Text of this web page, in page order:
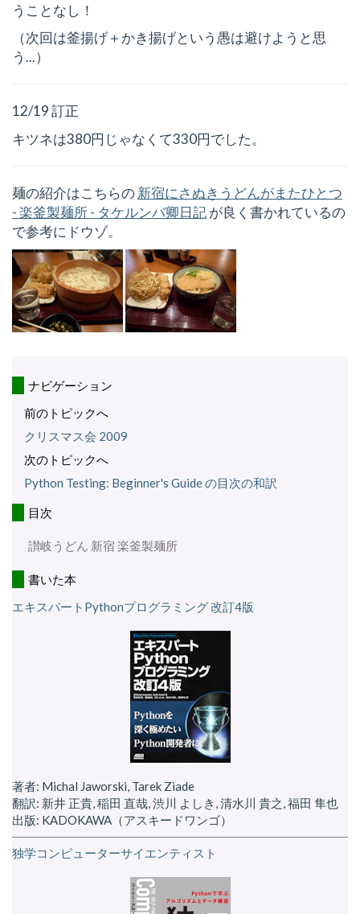
うことなし！
（次回は釜揚げ＋かき揚げという愚は避けようと思
う...）
12/19 訂正
キツネは380円じゃなくて330円でした。
麺の紹介はこちらの新宿にさぬきうどんがまたひとつ
- 楽釜製麺所 - タケルンバ卿日記が良く書かれているの
で参考にドウゾ。
ナビゲーション
前のトピックへ
クリスマス会 2009
次のトピックへ
Python Testing: Beginner's Guide の目次の和訳
目次
讃岐うどん 新宿 楽釜製麺所
書いた本
エキスパートPythonプログラミング 改訂4版
著者: Michal Jaworski, Tarek Ziade
翻訳: 新井 正貴, 稲田 直哉, 渋川 よしき, 清水川 貴之, 福田 隼也
出版: KADOKAWA（アスキードワンゴ）
独学コンピューターサイエンティスト